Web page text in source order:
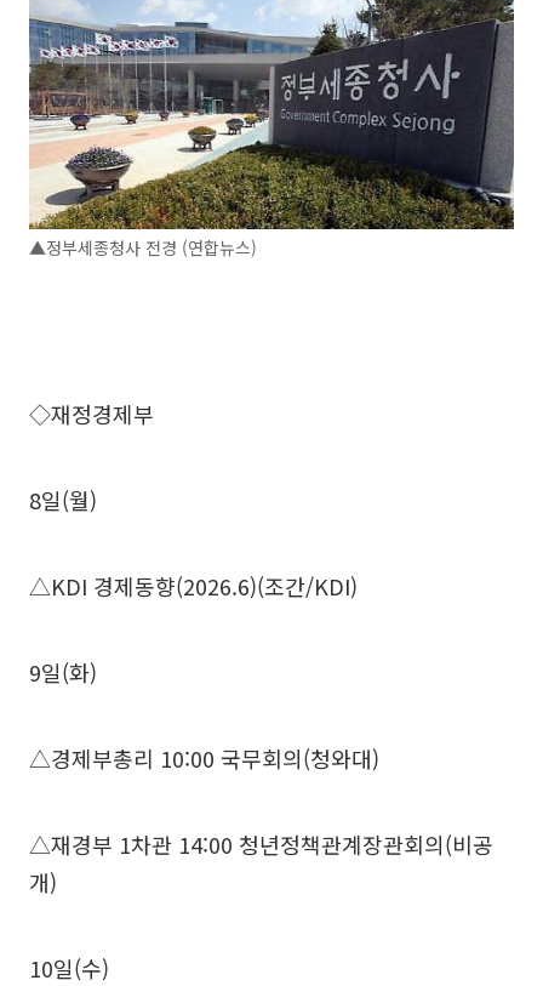
▲정부세종청사 전경 (연합뉴스)
◇재정경제부
8일(월)
△KDI 경제동향(2026.6)(조간/KDI)
9일(화)
△경제부총리 10:00 국무회의(청와대)
△재경부 1차관 14:00 청년정책관계장관회의(비공
개)
10일(수)